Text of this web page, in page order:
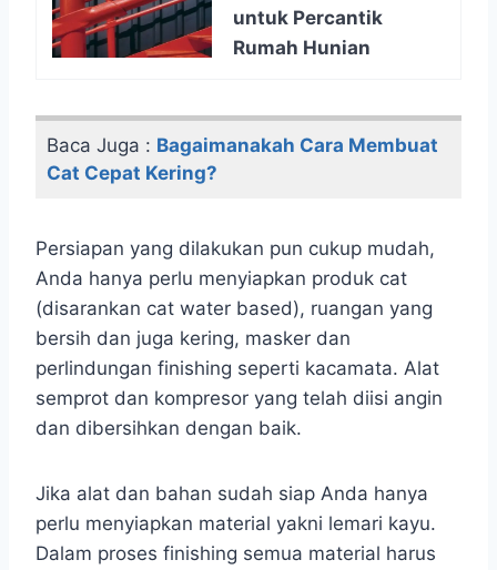
untuk Percantik
Rumah Hunian
Baca Juga : Bagaimanakah Cara Membuat
Cat Cepat Kering?
Persiapan yang dilakukan pun cukup mudah,
Anda hanya perlu menyiapkan produk cat
(disarankan cat water based), ruangan yang
bersih dan juga kering, masker dan
perlindungan finishing seperti kacamata. Alat
semprot dan kompresor yang telah diisi angin
dan dibersihkan dengan baik.
Jika alat dan bahan sudah siap Anda hanya
perlu menyiapkan material yakni lemari kayu.
Dalam proses finishing semua material harus